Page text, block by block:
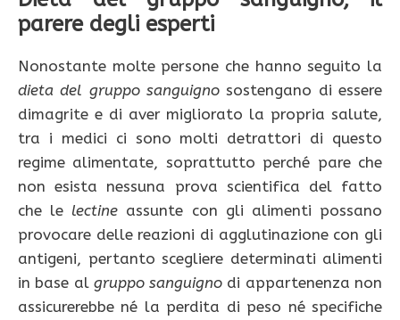
parere degli esperti
Nonostante molte persone che hanno seguito la
dieta del gruppo sanguigno sostengano di essere
dimagrite e di aver migliorato la propria salute,
tra i medici ci sono molti detrattori di questo
regime alimentate, soprattutto perché pare che
non esista nessuna prova scientifica del fatto
che le lectine assunte con gli alimenti possano
provocare delle reazioni di agglutinazione con gli
antigeni, pertanto scegliere determinati alimenti
in base al gruppo sanguigno di appartenenza non
assicurerebbe né la perdita di peso né specifiche